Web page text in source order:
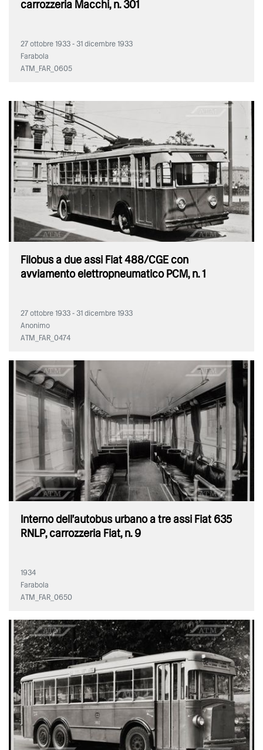
carrozzeria Macchi, n. 301
27 ottobre 1933 - 31 dicembre 1933
Farabola
ATM_FAR_0605
Filobus a due assi Fiat 488/CGE con
avviamento elettropneumatico PCM, n. 1
27 ottobre 1933 - 31 dicembre 1933
Anonimo
ATM_FAR_0474
Interno dell'autobus urbano a tre assi Fiat 635
RNLP, carrozzeria Fiat, n. 9
1934
Farabola
ATM_FAR_0650